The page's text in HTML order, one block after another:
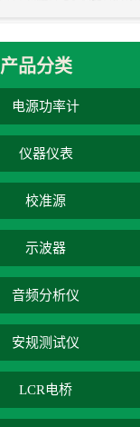
产品分类
电源功率计
仪器仪表
校准源
示波器
音频分析仪
安规测试仪
LCR电桥